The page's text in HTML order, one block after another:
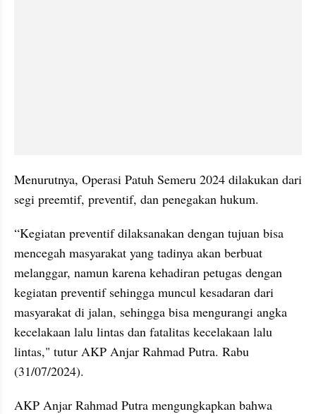
Menurutnya, Operasi Patuh Semeru 2024 dilakukan dari
segi preemtif, preventif, dan penegakan hukum.
“Kegiatan preventif dilaksanakan dengan tujuan bisa
mencegah masyarakat yang tadinya akan berbuat
melanggar, namun karena kehadiran petugas dengan
kegiatan preventif sehingga muncul kesadaran dari
masyarakat di jalan, sehingga bisa mengurangi angka
kecelakaan lalu lintas dan fatalitas kecelakaan lalu
lintas," tutur AKP Anjar Rahmad Putra. Rabu
(31/07/2024).
AKP Anjar Rahmad Putra mengungkapkan bahwa